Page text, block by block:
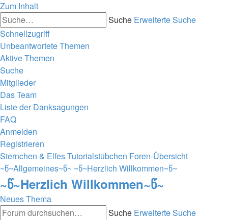
Zum Inhalt
Suche Erweiterte Suche
Schnellzugriff
Unbeantwortete Themen
Aktive Themen
Suche
Mitglieder
Das Team
Liste der Danksagungen
FAQ
Anmelden
Registrieren
Sternchen & Elfes Tutorialstübchen Foren-Übersicht
~წ~Allgemeines~წ~ ~წ~Herzlich Willkommen~წ~
~წ~Herzlich Willkommen~წ~
Neues Thema
Suche Erweiterte Suche